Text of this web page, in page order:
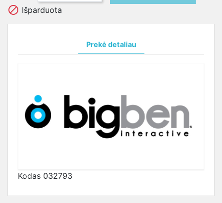
 Išparduota
Prekė detaliau
Kodas 032793